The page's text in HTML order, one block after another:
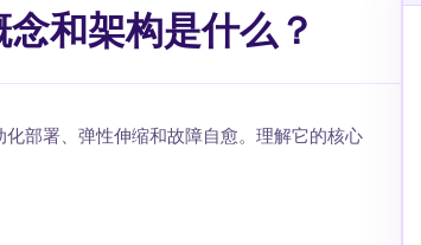
和架构是什么？
部署、弹性伸缩和故障自愈。理解它的核心